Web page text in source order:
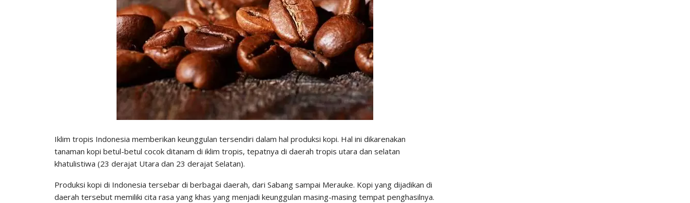
Iklim tropis Indonesia memberikan keunggulan tersendiri dalam hal produksi kopi. Hal ini dikarenakan
tanaman kopi betul-betul cocok ditanam di iklim tropis, tepatnya di daerah tropis utara dan selatan
khatulistiwa (23 derajat Utara dan 23 derajat Selatan).
Produksi kopi di Indonesia tersebar di berbagai daerah, dari Sabang sampai Merauke. Kopi yang dijadikan di
daerah tersebut memiliki cita rasa yang khas yang menjadi keunggulan masing-masing tempat penghasilnya.